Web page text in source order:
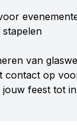
van
contact op
feest tot